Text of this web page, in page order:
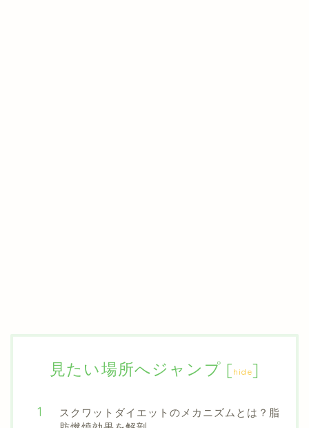
見たい場所へジャンプ [ hide]
スクワットダイエットのメカニズムとは？脂